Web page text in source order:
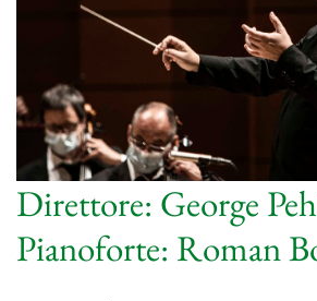
Direttore: George
Pianoforte: Roman